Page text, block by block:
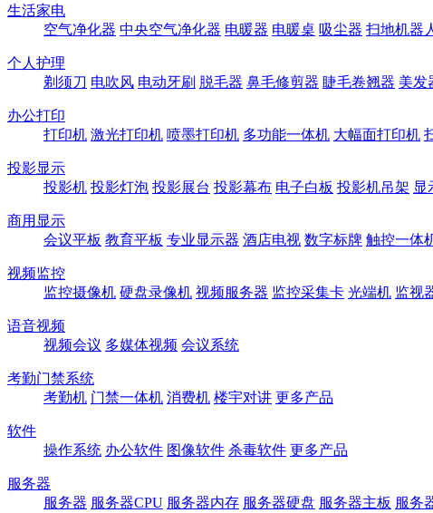
生活家电
空气净化器 中央空气净化器 电暖器 电暖桌 吸尘器 扫地机器
个人护理
剃须刀 电吹风 电动牙刷 脱毛器 鼻毛修剪器 睫毛卷翘器 美发
办公打印
打印机 激光打印机 喷墨打印机 多功能一体机 大幅面打印机
投影显示
投影机 投影灯泡 投影展台 投影幕布 电子白板 投影机吊架 显
商用显示
会议平板 教育平板 专业显示器 酒店电视 数字标牌 触控一体
视频监控
监控摄像机 硬盘录像机 视频服务器 监控采集卡 光端机 监视
语音视频
视频会议 多媒体视频 会议系统
考勤门禁系统
考勤机 门禁一体机 消费机 楼宇对讲 更多产品
软件
操作系统 办公软件 图像软件 杀毒软件 更多产品
服务器
服务器 服务器CPU 服务器内存 服务器硬盘 服务器主板 服务